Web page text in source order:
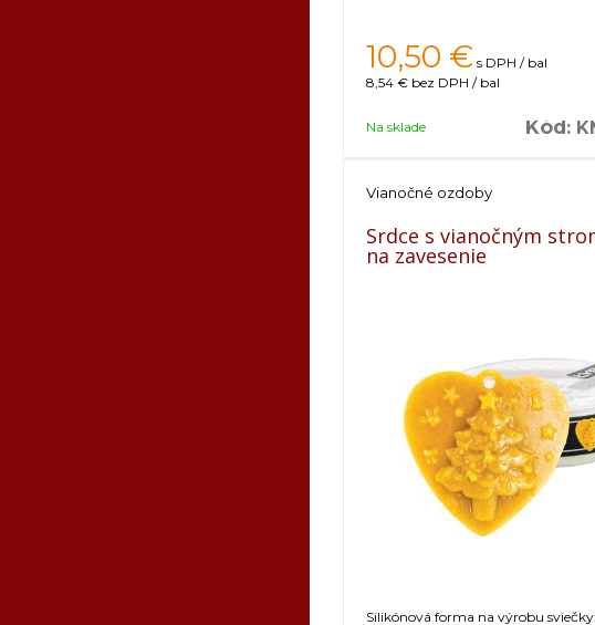
10,50 € s DPH / bal
8,54 € bez DPH / bal
Na sklade Kód:
Vianočné ozdoby
Srdce s vianočným
na zavesenie
Silikónová forma na výrobu